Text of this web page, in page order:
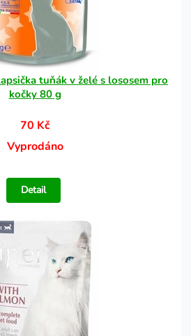
tuňák v želé s lososem pro
kočky 80 g
70 Kč
Vyprodáno
Detail